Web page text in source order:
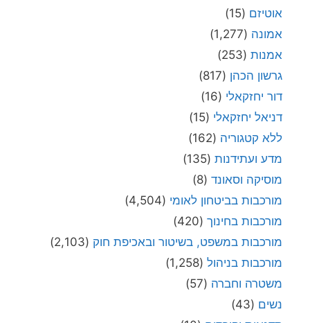
אוטיזם (15)
אמונה (1,277)
אמנות (253)
גרשון הכהן (817)
דור יחזקאלי (16)
דניאל יחזקאלי (15)
ללא קטגוריה (162)
מדע ועתידנות (135)
מוסיקה וסאונד (8)
מורכבות בביטחון לאומי (4,504)
מורכבות בחינוך (420)
מורכבות במשפט, בשיטור ובאכיפת חוק (2,103)
מורכבות בניהול (1,258)
משטרה וחברה (57)
נשים (43)